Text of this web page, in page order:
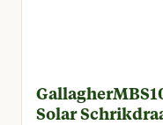
Solar